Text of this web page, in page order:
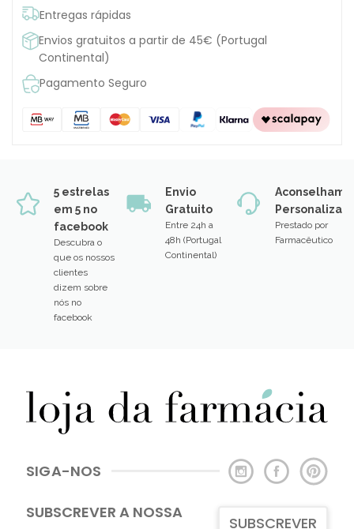
Entregas rápidas
Envios gratuitos a partir de 45€ (Portugal
Continental)
Pagamento Seguro
5 estrelas
em 5 no
facebook
Descubra o
que os nossos
clientes
dizem sobre
nós no
facebook
Envio
Gratuito
Entre 24h a
48h (Portugal
Continental)
Prestado por
Farmacêutico
SIGA-NOS
SUBSCREVER A NOSSA
SUBSCREVER